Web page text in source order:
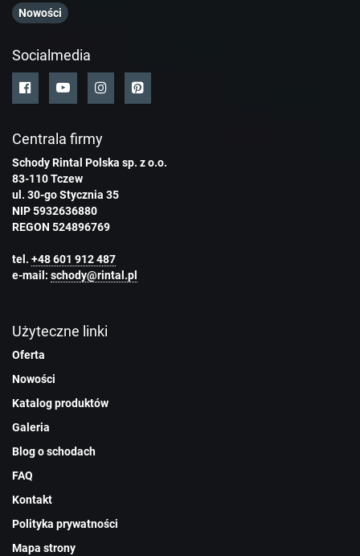
Nowości
Socialmedia
Centrala firmy
Schody Rintal Polska sp. z o.o.
83-110 Tczew
ul. 30-go Stycznia 35
NIP 5932636880
REGON 524896769
tel. +48 601 912 487
e-mail: schody@rintal.pl
Użyteczne linki
Oferta
Nowości
Katalog produktów
Galeria
Blog o schodach
FAQ
Kontakt
Polityka prywatności
Mapa strony